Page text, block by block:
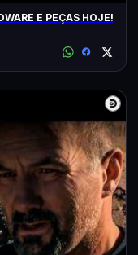
E PEÇAS HOJE!